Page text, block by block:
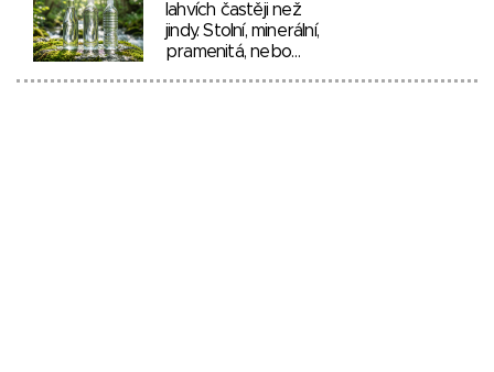
lahvích častěji než
jindy. Stolní, minerální,
pramenitá, nebo…